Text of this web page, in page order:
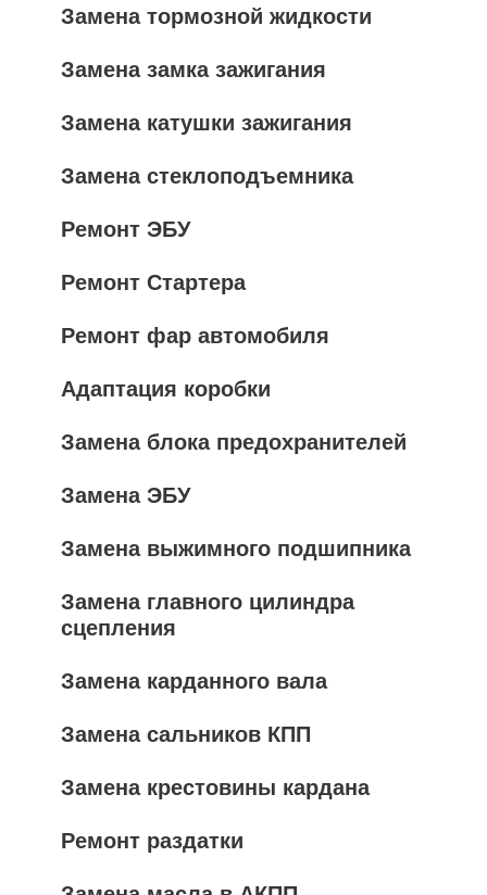
Замена тормозной жидкости
Замена замка зажигания
Замена катушки зажигания
Замена стеклоподъемника
Ремонт ЭБУ
Ремонт Стартера
Ремонт фар автомобиля
Адаптация коробки
Замена блока предохранителей
Замена ЭБУ
Замена выжимного подшипника
Замена главного цилиндра
сцепления
Замена карданного вала
Замена сальников КПП
Замена крестовины кардана
Ремонт раздатки